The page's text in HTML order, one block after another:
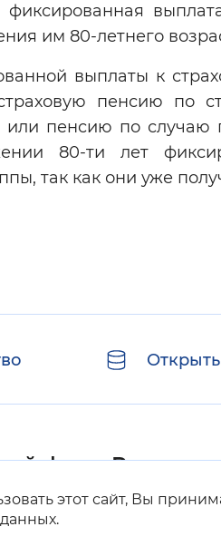
настройки
им 80-летнего
выплаты к
пенсию по
или пенсию по случаю
80-ти лет
так как они уже
этот сайт, Вы
.